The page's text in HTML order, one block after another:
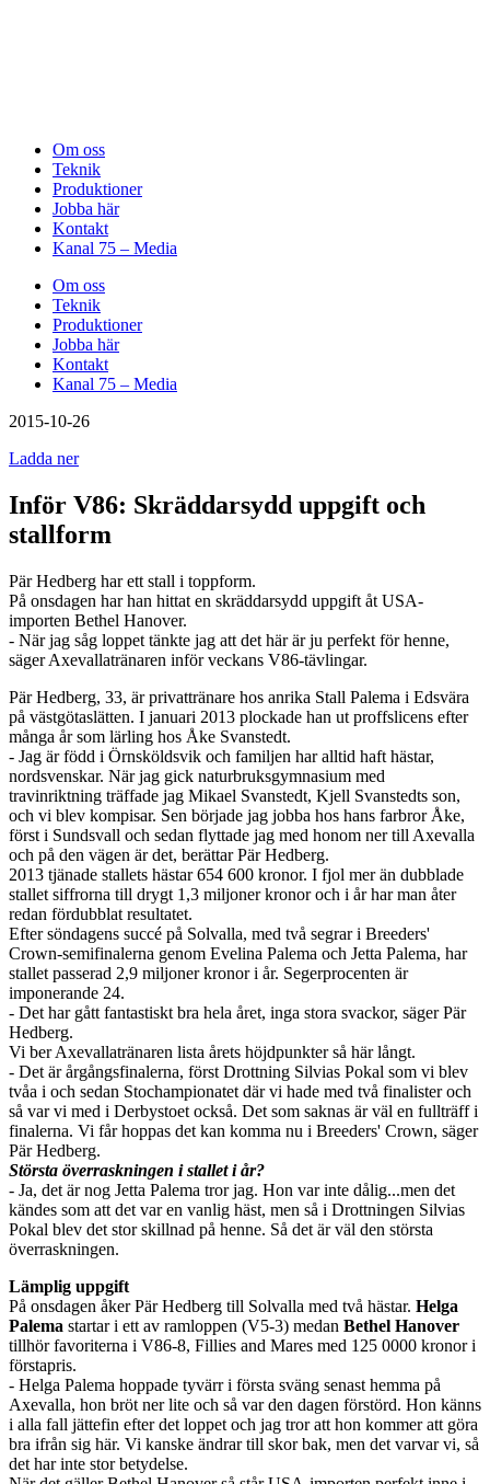
Om oss
Teknik
Produktioner
Jobba här
Kontakt
Kanal 75 – Media
Om oss
Teknik
Produktioner
Jobba här
Kontakt
Kanal 75 – Media
2015-10-26
Ladda ner
Inför V86: Skräddarsydd uppgift och
stallform
Pär Hedberg har ett stall i toppform.
På onsdagen har han hittat en skräddarsydd uppgift åt USA-
importen Bethel Hanover.
- När jag såg loppet tänkte jag att det här är ju perfekt för henne,
säger Axevallatränaren inför veckans V86-tävlingar.
Pär Hedberg, 33, är privattränare hos anrika Stall Palema i Edsvära
på västgötaslätten. I januari 2013 plockade han ut proffslicens efter
många år som lärling hos Åke Svanstedt.
- Jag är född i Örnsköldsvik och familjen har alltid haft hästar,
nordsvenskar. När jag gick naturbruksgymnasium med
travinriktning träffade jag Mikael Svanstedt, Kjell Svanstedts son,
och vi blev kompisar. Sen började jag jobba hos hans farbror Åke,
först i Sundsvall och sedan flyttade jag med honom ner till Axevalla
och på den vägen är det, berättar Pär Hedberg.
2013 tjänade stallets hästar 654 600 kronor. I fjol mer än dubblade
stallet siffrorna till drygt 1,3 miljoner kronor och i år har man åter
redan fördubblat resultatet.
Efter söndagens succé på Solvalla, med två segrar i Breeders'
Crown-semifinalerna genom Evelina Palema och Jetta Palema, har
stallet passerad 2,9 miljoner kronor i år. Segerprocenten är
imponerande 24.
- Det har gått fantastiskt bra hela året, inga stora svackor, säger Pär
Hedberg.
Vi ber Axevallatränaren lista årets höjdpunkter så här långt.
- Det är årgångsfinalerna, först Drottning Silvias Pokal som vi blev
tvåa i och sedan Stochampionatet där vi hade med två finalister och
så var vi med i Derbystoet också. Det som saknas är väl en fullträff i
finalerna. Vi får hoppas det kan komma nu i Breeders' Crown, säger
Pär Hedberg.
Största överraskningen i stallet i år?
- Ja, det är nog Jetta Palema tror jag. Hon var inte dålig...men det
kändes som att det var en vanlig häst, men så i Drottningen Silvias
Pokal blev det stor skillnad på henne. Så det är väl den största
överraskningen.
Lämplig uppgift
På onsdagen åker Pär Hedberg till Solvalla med två hästar. Helga
Palema startar i ett av ramloppen (V5-3) medan Bethel Hanover
tillhör favoriterna i V86-8, Fillies and Mares med 125 0000 kronor i
förstapris.
- Helga Palema hoppade tyvärr i första sväng senast hemma på
Axevalla, hon bröt ner lite och så var den dagen förstörd. Hon känns
i alla fall jättefin efter det loppet och jag tror att hon kommer att göra
bra ifrån sig här. Vi kanske ändrar till skor bak, men det varvar vi, så
det har inte stor betydelse.